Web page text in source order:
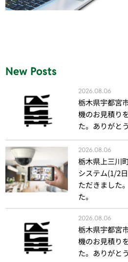
New Posts
2026.08.06
栃木県宇都宮
機のお見積り
た。ありがと
2026.08.06
栃木県上三川
システム(1/2
ただきました
た。
2026.08.06
栃木県宇都宮
機のお見積り
た。ありがと